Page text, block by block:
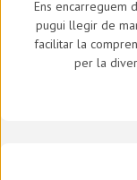
Ens encarreguem
pugui llegir de
facilitar la
per la